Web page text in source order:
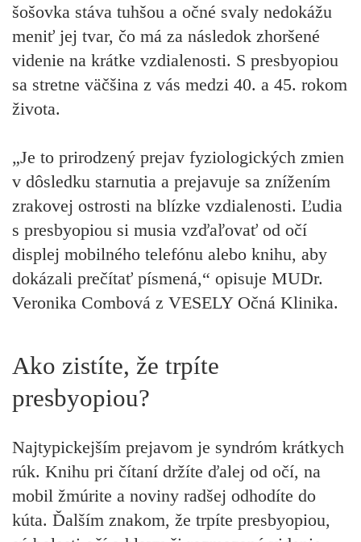
šošovka stáva tuhšou a očné svaly nedokážu
meniť jej tvar, čo má za následok zhoršené
videnie na krátke vzdialenosti. S presbyopiou
sa stretne väčšina z vás medzi 40. a 45. rokom
života.
„Je to prirodzený prejav fyziologických zmien
v dôsledku starnutia a prejavuje sa znížením
zrakovej ostrosti na blízke vzdialenosti. Ľudia
s presbyopiou si musia vzďaľovať od očí
displej mobilného telefónu alebo knihu, aby
dokázali prečítať písmená,“ opisuje MUDr.
Veronika Combová z VESELY Očná Klinika.
Ako zistíte, že trpíte
presbyopiou?
Najtypickejším prejavom je syndróm krátkych
rúk. Knihu pri čítaní držíte ďalej od očí, na
mobil žmúrite a noviny radšej odhodíte do
kúta. Ďalším znakom, že trpíte presbyopiou,